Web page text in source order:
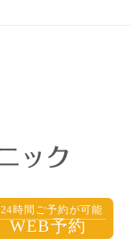
24時間ご予約が可能
WEB予約